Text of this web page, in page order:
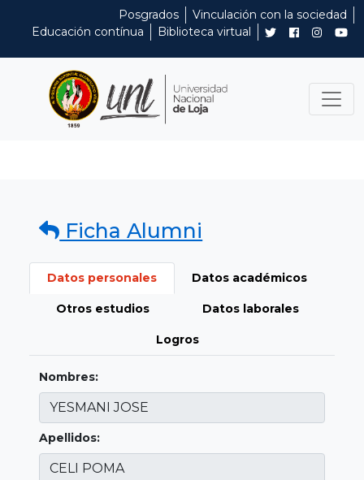
Posgrados
Vinculación con la sociedad
Educación contínua
Biblioteca virtual
Ficha Alumni
Datos personales Datos académicos
Otros estudios Datos laborales
Logros
Nombres:
Apellidos: